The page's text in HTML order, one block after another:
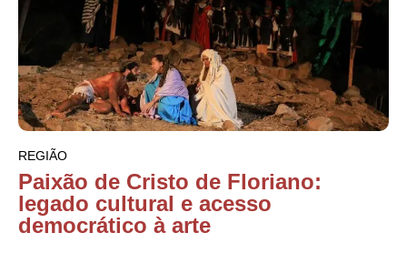
REGIÃO
Paixão de Cristo de Floriano:
legado cultural e acesso
democrático à arte